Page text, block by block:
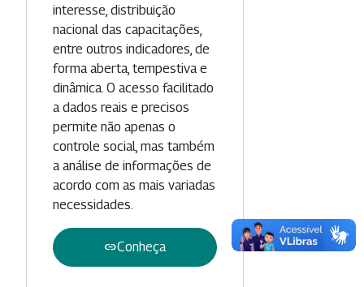
interesse, distribuição
nacional das capacitações,
entre outros indicadores, de
forma aberta, tempestiva e
dinâmica. O acesso facilitado
a dados reais e precisos
permite não apenas o
controle social, mas também
a análise de informações de
acordo com as mais variadas
necessidades.
linkConheça